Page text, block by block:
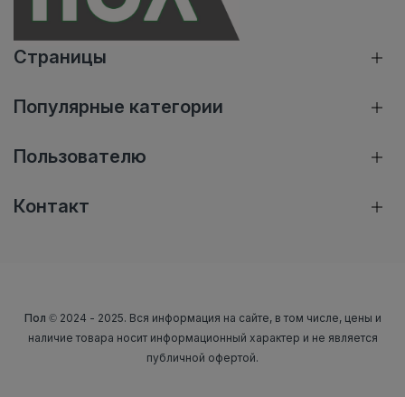
Страницы
Популярные категории
Пользователю
Контакт
Пол © 2024 - 2025. Вся информация на сайте, в том числе, цены и
наличие товара носит информационный характер и не является
публичной офертой.